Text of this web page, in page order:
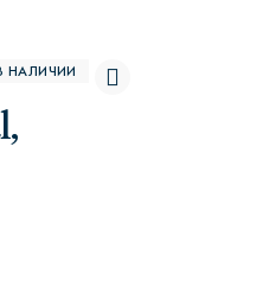
НАЛИЧИИ